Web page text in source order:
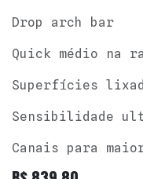
Drop arch bar
Quick médio na
Superfícies
Sensibilidade
Canais para